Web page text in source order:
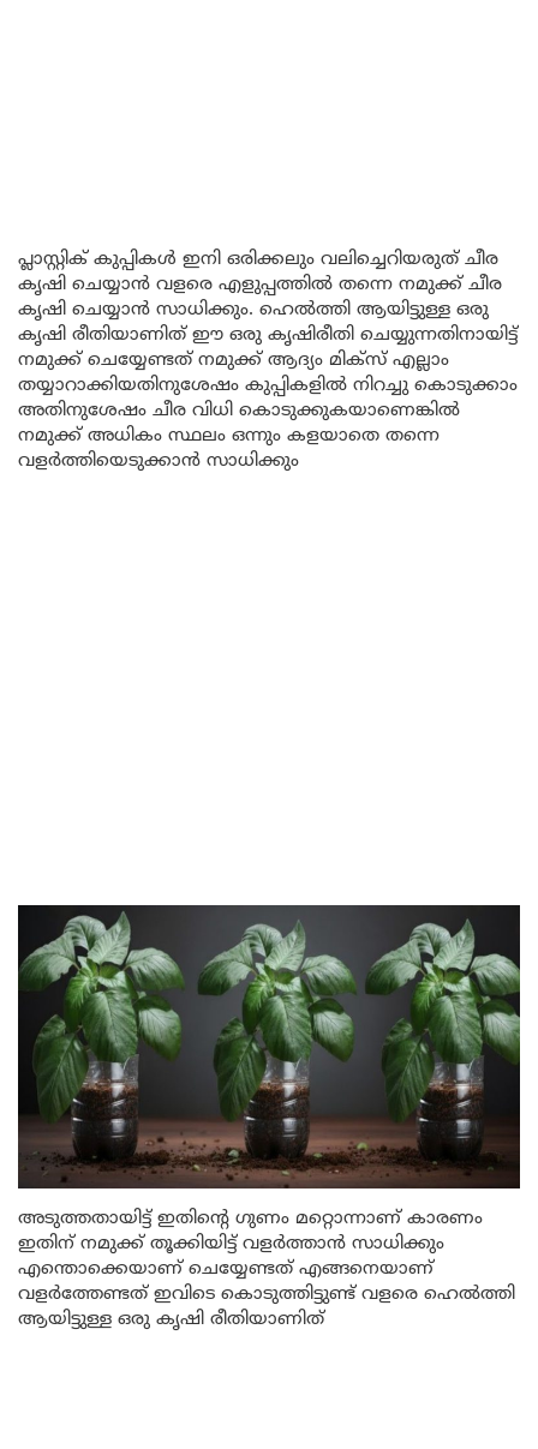
പ്ലാസ്റ്റിക് കുപ്പികൾ ഇനി ഒരിക്കലും വലിച്ചെറിയരുത് ചീര
കൃഷി ചെയ്യാൻ വളരെ എളുപ്പത്തിൽ തന്നെ നമുക്ക് ചീര
കൃഷി ചെയ്യാൻ സാധിക്കും. ഹെൽത്തി ആയിട്ടുള്ള ഒരു
കൃഷി രീതിയാണിത് ഈ ഒരു കൃഷിരീതി ചെയ്യുന്നതിനായിട്ട്
നമുക്ക് ചെയ്യേണ്ടത് നമുക്ക് ആദ്യം മിക്സ് എല്ലാം
തയ്യാറാക്കിയതിനുശേഷം കുപ്പികളിൽ നിറച്ചു കൊടുക്കാം
അതിനുശേഷം ചീര വിധി കൊടുക്കുകയാണെങ്കിൽ
നമുക്ക് അധികം സ്ഥലം ഒന്നും കളയാതെ തന്നെ
വളർത്തിയെടുക്കാൻ സാധിക്കും
അടുത്തതായിട്ട് ഇതിന്റെ ഗുണം മറ്റൊന്നാണ് കാരണം
ഇതിന് നമുക്ക് തൂക്കിയിട്ട് വളർത്താൻ സാധിക്കും
എന്തൊക്കെയാണ് ചെയ്യേണ്ടത് എങ്ങനെയാണ്
വളർത്തേണ്ടത് ഇവിടെ കൊടുത്തിട്ടുണ്ട് വളരെ ഹെൽത്തി
ആയിട്ടുള്ള ഒരു കൃഷി രീതിയാണിത്